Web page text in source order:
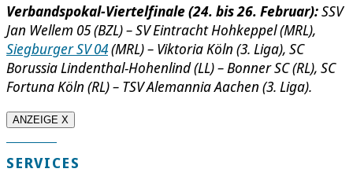
Verbandspokal-Viertelfinale (24. bis 26. Februar):SSV
Jan Wellem 05 (BZL) – SV Eintracht Hohkeppel (MRL),
Siegburger SV 04(MRL) – Viktoria Köln (3. Liga), SC
Borussia Lindenthal-Hohenlind (LL) – Bonner SC (RL), SC
Fortuna Köln (RL) – TSV Alemannia Aachen (3. Liga).
ANZEIGE X
SERVICES